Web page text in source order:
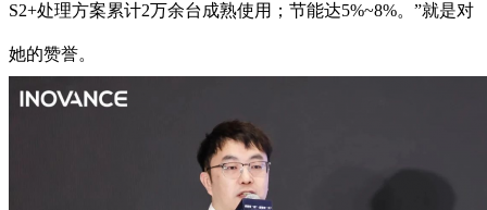
S2+处理方案累计2万余台成熟使用；节能达5%~8%。”就是对
她的赞誉。